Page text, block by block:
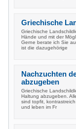
Griechische
Griechische
Hände und mit der
Gerne berate ich Sie
ist die dazugehörige
Nachzuchten
abzugeben
Griechische
Haltung abzugeben.
sind topfit,
und leben im Fr